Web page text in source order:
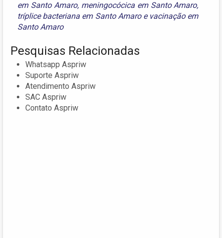
em Santo Amaro, meningocócica em Santo Amaro,
tríplice bacteriana em Santo Amaroe vacinação em
Santo Amaro
Pesquisas Relacionadas
Whatsapp Aspriw
Suporte Aspriw
Atendimento Aspriw
SAC Aspriw
Contato Aspriw